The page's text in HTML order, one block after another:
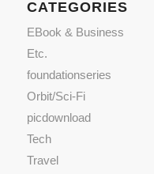
CATEGORIES
EBook & Business
Etc.
foundationseries
Orbit/Sci-Fi
picdownload
Tech
Travel